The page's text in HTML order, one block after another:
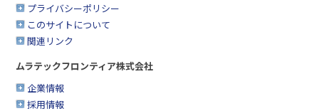
プライバシーポリシー
このサイトについて
関連リンク
ムラテックフロンティア株式会社
企業情報
採用情報